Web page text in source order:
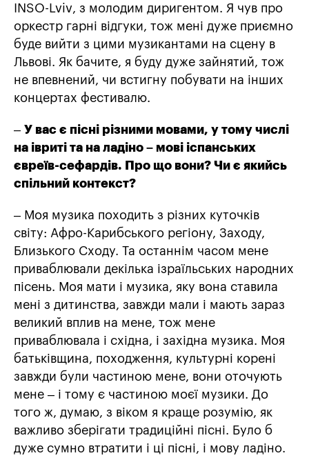
INSO-Lviv, з молодим диригентом. Я чув про
оркестр гарні відгуки, тож мені дуже приємно
буде вийти з цими музикантами на сцену в
Львові. Як бачите, я буду дуже зайнятий, тож
не впевнений, чи встигну побувати на інших
концертах фестивалю.
– У вас є пісні різними мовами, у тому числі
на івриті та на ладіно – мові іспанських
євреїв-сефардів. Про що вони? Чи є якийсь
спільний контекст?
– Моя музика походить з різних куточків
світу: Афро-Карибського регіону, Заходу,
Близького Сходу. Та останнім часом мене
приваблювали декілька ізраїльських народних
пісень. Моя мати і музика, яку вона ставила
мені з дитинства, завжди мали і мають зараз
великий вплив на мене, тож мене
приваблювала і східна, і західна музика. Моя
батьківщина, походження, культурні корені
завжди були частиною мене, вони оточують
мене – і тому є частиною моєї музики. До
того ж, думаю, з віком я краще розумію, як
важливо зберігати традиційні пісні. Було б
дуже сумно втратити і ці пісні, і мову ладіно.